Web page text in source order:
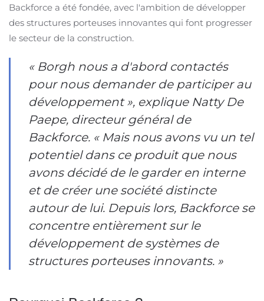
Backforce a été fondée, avec l'ambition de développer
des structures porteuses innovantes qui font progresser
le secteur de la construction.
« Borgh nous a d'abord contactés
pour nous demander de participer au
développement », explique Natty De
Paepe, directeur général de
Backforce. « Mais nous avons vu un tel
potentiel dans ce produit que nous
avons décidé de le garder en interne
et de créer une société distincte
autour de lui. Depuis lors, Backforce se
concentre entièrement sur le
développement de systèmes de
structures porteuses innovants. »